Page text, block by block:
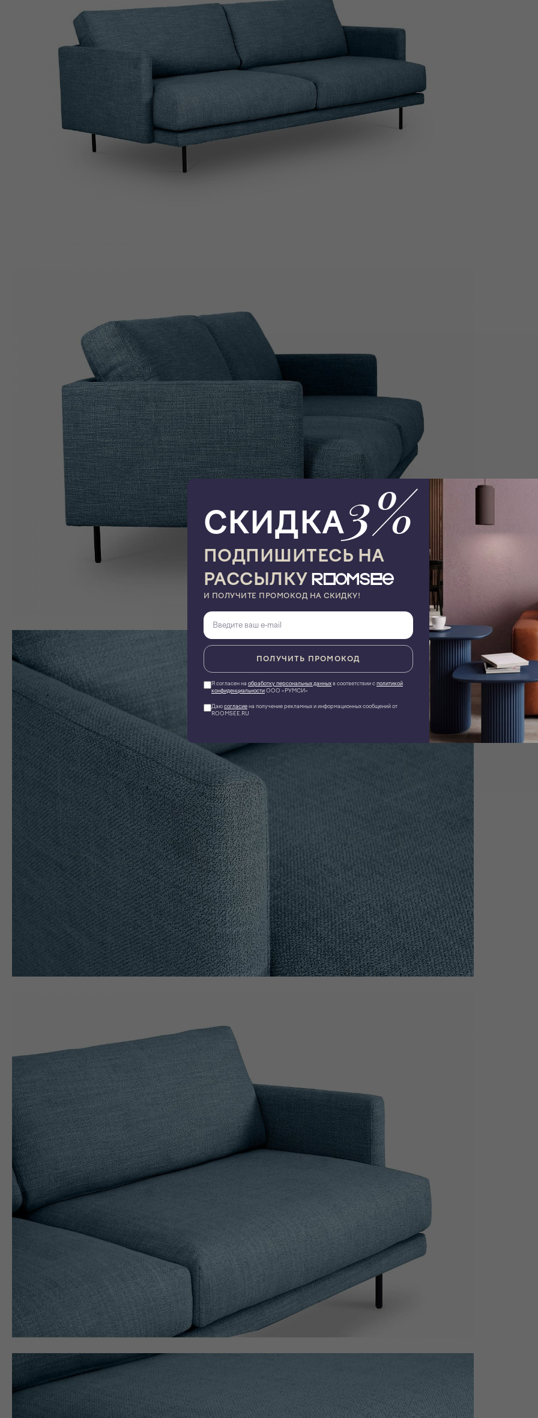
СКИДКА3%
ПОДПИШИТЕСЬ НА
РАССЫЛКУ
И ПОЛУЧИТЕ ПРОМОКОД НА СКИДКУ!
ПОЛУЧИТЬ ПРОМОКОД
Я согласен на обработку персональных данныхв соответствии сполитикой
конфиденциальностиООО «РУМСИ»
Даюсогласиена получение рекламных и информационных сообщений от
ROOMSEE.RU